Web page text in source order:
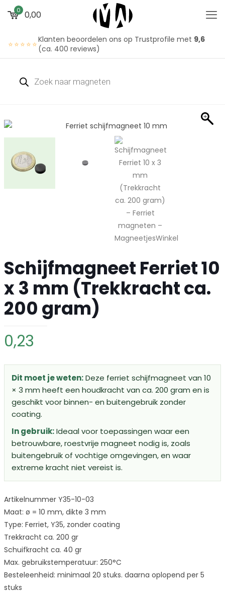
0 0,00
⭐⭐⭐⭐⭐Klanten beoordelen ons op Trustprofile met 9,6
(ca. 400 reviews)
Schijfmagneet Ferriet 10
x 3 mm (Trekkracht ca.
200 gram)
0,23
Dit moet je weten:Deze ferriet schijfmagneet van 10
× 3 mm heeft een houdkracht van ca. 200 gram en is
geschikt voor binnen- en buitengebruik zonder
coating.
In gebruik:Ideaal voor toepassingen waar een
betrouwbare, roestvrije magneet nodig is, zoals
buitengebruik of vochtige omgevingen, en waar
extreme kracht niet vereist is.
Artikelnummer Y35-10-03
Maat: ø = 10 mm, dikte 3 mm
Type: Ferriet, Y35, zonder coating
Trekkracht ca. 200 gr
Schuifkracht ca. 40 gr
Max. gebruikstemperatuur: 250°C
Besteleenheid: minimaal 20 stuks. daarna oplopend per 5
stuks